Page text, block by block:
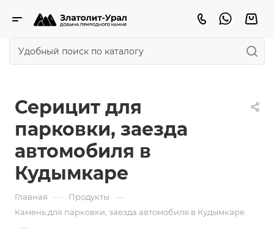
Серицит для
парковки, заезда
автомобиля в
Кудымкаре
Главная — Продукты —
Камень для парковки, заезда автомобиля в Кудымкаре
—